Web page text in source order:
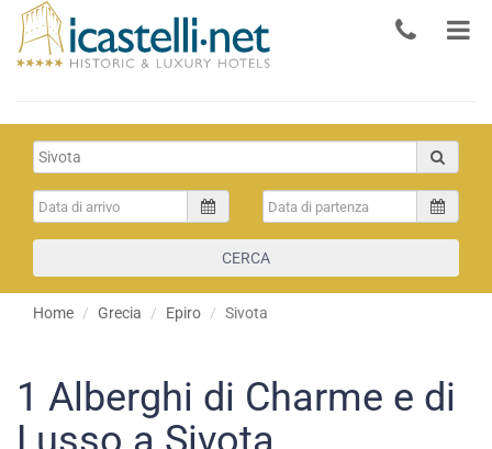
CERCA
Home Grecia Epiro Sivota
1 Alberghi di Charme e di